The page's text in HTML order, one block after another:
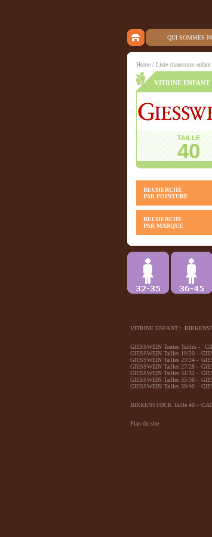
QUI SOMMES-
Home / Liste chaussures
VITRINE ENFANT
TAILLE
40
RECHERCHE
PAR POINTURE
RECHERCHE
PAR MARQUE
VITRINE ENFANT :
GIESSWEIN Toutes Tailles -
GIESSWEIN Tailles 19/20 -
GIESSWEIN Tailles 23/24 -
GIESSWEIN Tailles 27/28 -
GIESSWEIN Tailles 31/32 -
GIESSWEIN Tailles 35/36 -
GIESSWEIN Tailles 39/40 -
BIRKENSTOCK Taille 40 -
Plan du site